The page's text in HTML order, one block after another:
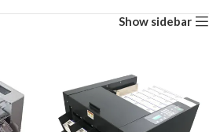
Show sidebar